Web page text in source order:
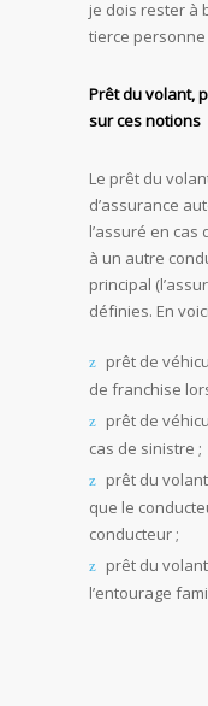
je dois rester à
tierce personne
Prêt du volant,
sur ces notions
Le prêt du
d’assurance
l’assuré en
à un autre
principal
définies. En
prêt de
de franchise
prêt de
cas de sinistre ;
prêt du
que le
conducteur ;
prêt du
l’entourage